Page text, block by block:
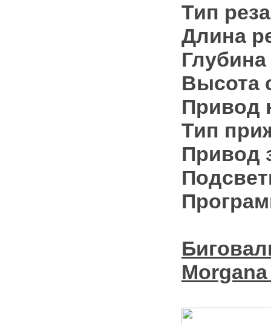
Тип
Длина
Глубина
Высота
Привод
Тип
Привод